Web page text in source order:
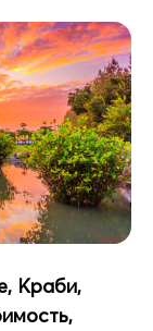
Краби,